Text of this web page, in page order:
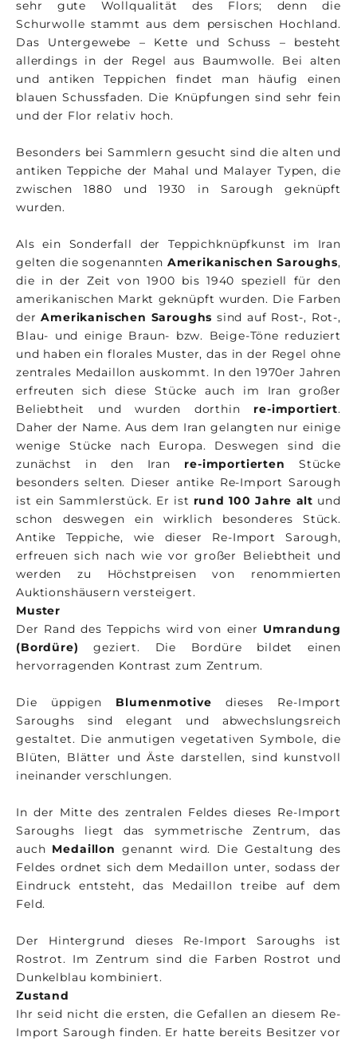
sehr gute Wollqualität des Flors; denn die
Schurwolle stammt aus dem persischen Hochland.
Das Untergewebe – Kette und Schuss – besteht
allerdings in der Regel aus Baumwolle. Bei alten
und antiken Teppichen findet man häufig einen
blauen Schussfaden. Die Knüpfungen sind sehr fein
und der Flor relativ hoch.
Besonders bei Sammlern gesucht sind die alten und
antiken Teppiche der Mahal und Malayer Typen, die
zwischen 1880 und 1930 in Sarough geknüpft
wurden.
Als ein Sonderfall der Teppichknüpfkunst im Iran
gelten die sogenannten Amerikanischen Saroughs,
die in der Zeit von 1900 bis 1940 speziell für den
amerikanischen Markt geknüpft wurden. Die Farben
derAmerikanischen Saroughs sind auf Rost-, Rot-,
Blau- und einige Braun- bzw. Beige-Töne reduziert
und haben ein florales Muster, das in der Regel ohne
zentrales Medaillon auskommt. In den 1970er Jahren
erfreuten sich diese Stücke auch im Iran großer
Beliebtheit und wurden dorthin re-importiert.
Daher der Name. Aus dem Iran gelangten nur einige
wenige Stücke nach Europa. Deswegen sind die
zunächst in den Iran re-importierten Stücke
besonders selten. Dieser antike Re-Import Sarough
ist ein Sammlerstück. Er ist rund 100 Jahre alt und
schon deswegen ein wirklich besonderes Stück.
Antike Teppiche, wie dieser Re-Import Sarough,
erfreuen sich nach wie vor großer Beliebtheit und
werden zu Höchstpreisen von renommierten
Auktionshäusern versteigert.
Muster
Der Rand des Teppichs wird von einer Umrandung
(Bordüre) geziert. Die Bordüre bildet einen
hervorragenden Kontrast zum Zentrum.
Die üppigen Blumenmotive dieses Re-Import
Saroughs sind elegant und abwechslungsreich
gestaltet. Die anmutigen vegetativen Symbole, die
Blüten, Blätter und Äste darstellen, sind kunstvoll
ineinander verschlungen.
In der Mitte des zentralen Feldes dieses Re-Import
Saroughs liegt das symmetrische Zentrum, das
auch Medaillon genannt wird. Die Gestaltung des
Feldes ordnet sich dem Medaillon unter, sodass der
Eindruck entsteht, das Medaillon treibe auf dem
Feld.
Der Hintergrund dieses Re-Import Saroughs ist
Rostrot. Im Zentrum sind die Farben Rostrot und
Dunkelblau kombiniert.
Zustand
Ihr seid nicht die ersten, die Gefallen an diesem Re-
Import Sarough finden. Er hatte bereits Besitzer vor